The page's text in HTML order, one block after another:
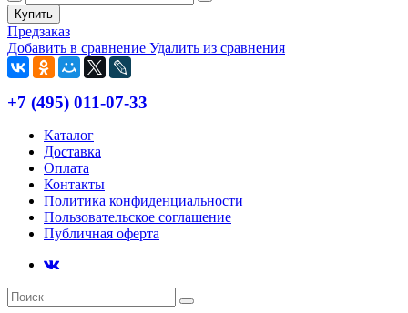
Купить
Предзаказ
Добавить в сравнение Удалить из сравнения
+7 (495) 011-07-33
Каталог
Доставка
Оплата
Контакты
Политика конфиденциальности
Пользовательское соглашение
Публичная оферта